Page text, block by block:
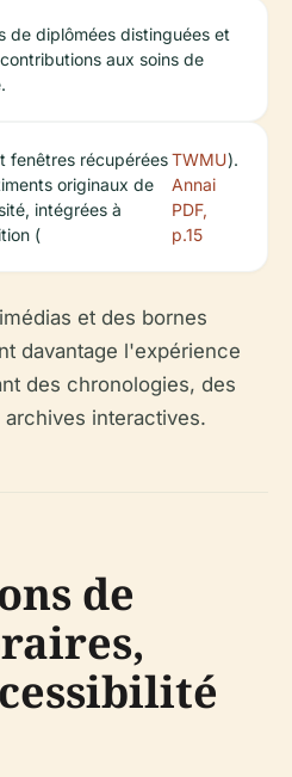
de diplômées distinguées et
aux soins de
fenêtres récupérées
originaux de
intégrées à
(
TWMU
Annai
PDF,
p.15
).
et des bornes
davantage l'expérience
des chronologies, des
interactives.
de